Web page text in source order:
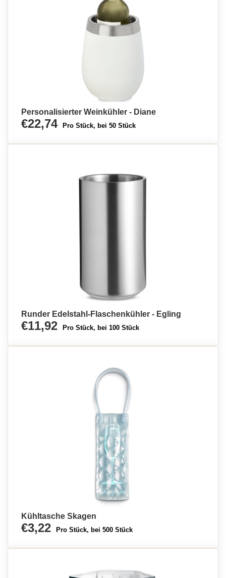
Personalisierter Weinkühler - Diane
€22,74 Pro Stück, bei 50 Stück
Runder Edelstahl-Flaschenkühler - Egling
€11,92 Pro Stück, bei 100 Stück
Kühltasche Skagen
€3,22 Pro Stück, bei 500 Stück